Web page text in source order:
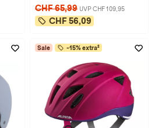
CHF 65,99 UVP CHF 109,95
CHF 56,09
Sale -15% extra²